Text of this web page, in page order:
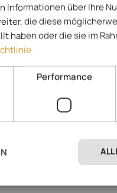
Jagdhof |
Vinschgau - Latsch
Ob Aktiv- oder
Jagdhof findet jeder Gast, was
Informationen über Ihre
die diese
haben oder die sie im
Performance